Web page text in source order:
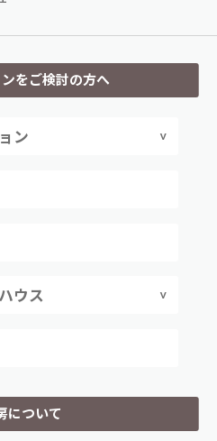
をご検討の方へ
ン
ウス
について